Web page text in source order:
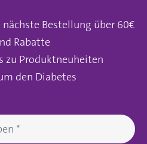
Bestellung über 60€
Rabatte
zu Produktneuheiten
den Diabetes